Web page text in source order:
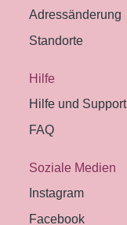
Adressänderung
Standorte
Hilfe
Hilfe und Support
FAQ
Soziale Medien
Instagram
Facebook